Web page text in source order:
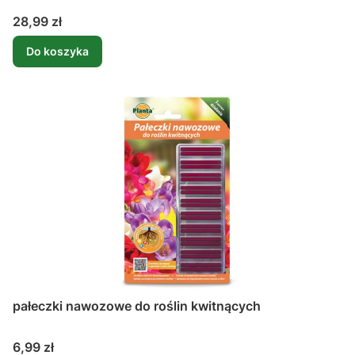
Cena
28,99 zł
Do koszyka
pałeczki nawozowe do roślin kwitnących
Cena
6,99 zł